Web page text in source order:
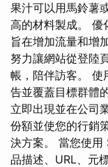
果汁可以用馬鈴薯
高的材料製成。 優
旨在增加流量和增
努力讓網站從登陸
帳，陪伴訪客。
告並覆蓋目標群體
立即出現並在公司
份額並使您的行銷
決方案。 當您使用
品描述、URL、元